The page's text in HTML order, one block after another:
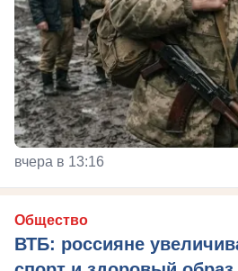
вчера в 13:16
Общество
ВТБ: россияне